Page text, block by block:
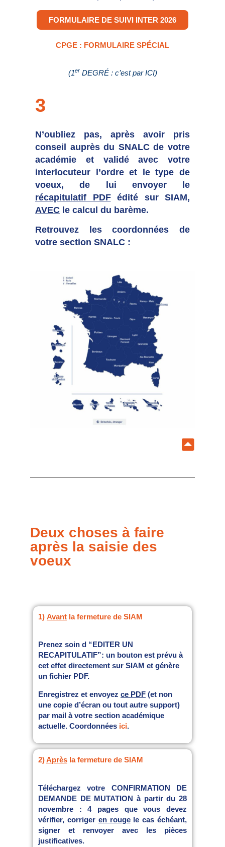
FORMULAIRE DE SUIVI INTER 2026
CPGE : FORMULAIRE SPÉCIAL
(1erDEGRÉ : c’est par ICI)
3
N’oubliez pas, après avoir pris
conseil auprès du SNALC de votre
académie et validé avec votre
interlocuteur l’ordre et le type de
voeux, de lui envoyer le
récapitulatif PDFédité sur SIAM,
AVEC le calcul du barème.
Retrouvez les coordonnées de
votre section SNALC :
Deux choses à faire
après la saisie des
voeux
1) Avant la fermeture de SIAM
Prenez soin d “EDITER UN
RECAPITULATIF”: un bouton est prévu à
cet effet directement sur SIAM et génère
un fichier PDF.
Enregistrez et envoyez ce PDF (et non
une copie d’écran ou tout autre support)
par mail à votre section académique
actuelle. Coordonnées ici.
2)Après la fermeture de SIAM
Téléchargez votre CONFIRMATION DE
DEMANDE DE MUTATION à partir du 28
novembre : 4 pages que vous devez
vérifier, corriger en rougele cas échéant,
signer et renvoyer avec les pièces
justificatives.